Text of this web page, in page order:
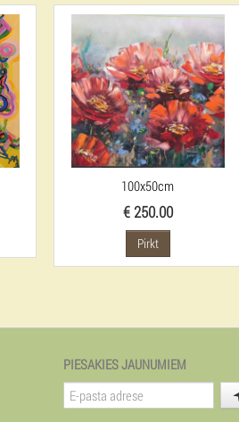
100x50cm
€ 250.00
Pirkt
PIESAKIES JAUNUMIEM